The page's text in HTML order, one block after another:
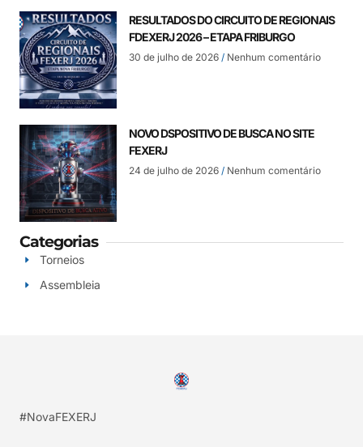
RESULTADOS DO CIRCUITO DE REGIONAIS
FDEXERJ 2026 – ETAPA FRIBURGO
30 de julho de 2026 Nenhum comentário
NOVO DSPOSITIVO DE BUSCA NO SITE
FEXERJ
24 de julho de 2026 Nenhum comentário
Categorias
Torneios
Assembleia
#NovaFEXERJ